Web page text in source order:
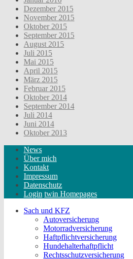
Dezember 2015
November 2015
Oktober 2015
September 2015
August 2015
Juli 2015
Mai 2015
April 2015
März 2015
Februar 2015
Oktober 2014
September 2014
Juli 2014
Juni 2014
Oktober 2013
News
Über mich
Kontakt
Impressum
Datenschutz
Login twin Homepages
Sach und KFZ
Autoversicherung
Motorradversicherung
Haftpflichtversicherung
Hundehalterhaftpflicht
Rechtsschutzversicherung